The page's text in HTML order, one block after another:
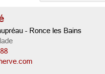
- Ronce les Bains